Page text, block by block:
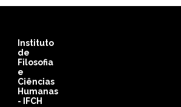
Instituto
de
Filosofia
e
Ciências
Humanas
- IFCH